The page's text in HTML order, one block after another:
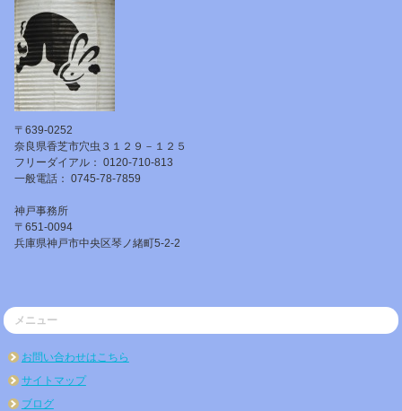
〒639-0252
奈良県香芝市穴虫３１２９－１２５
フリーダイアル： 0120-710-813
一般電話： 0745-78-7859
神戸事務所
〒651-0094
兵庫県神戸市中央区琴ノ緒町5-2-2
メニュー
お問い合わせはこちら
サイトマップ
ブログ